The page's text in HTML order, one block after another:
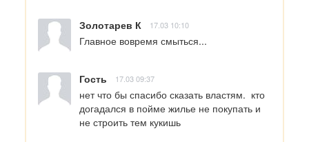
Золотарев К 17.03 10:10
Главное вовремя смыться...
Гость 17.03 09:37
нет что бы спасибо сказать властям.  кто
догадался в пойме жилье не покупать и
не строить тем кукишь